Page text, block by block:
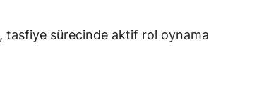
tasfiye sürecinde aktif rol oynama